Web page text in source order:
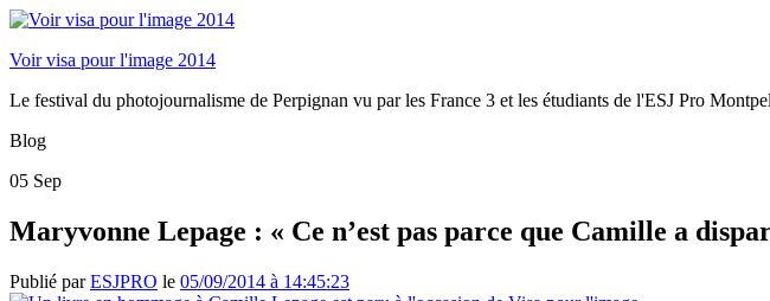
Voir visa pour l'image 2014
Le festival du photojournalisme de Perpignan vu par les France 3 et les étudiants de l'ESJ Pro
Blog
05 Sep
Maryvonne Lepage : « Ce n’est pas parce que Camille a
Publié parESJPRO le 05/09/2014 à 14:45:23